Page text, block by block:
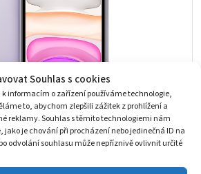
Souhlas s cookies
informacím o zařízení používáme technologie,
to, abychom zlepšili zážitek z prohlížení a
reklamy. Souhlas s těmito technologiemi nám
je chování při procházení nebo jedinečná ID na
odvolání souhlasu může nepříznivě ovlivnit určité
Fialová třídy Velmi dobrý+